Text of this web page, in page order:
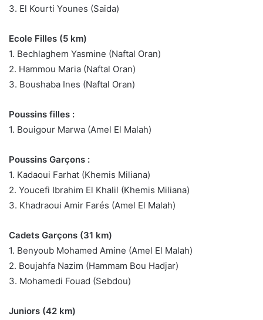
3. El Kourti Younes (Saida)
Ecole Filles (5 km)
1. Bechlaghem Yasmine (Naftal Oran)
2. Hammou Maria (Naftal Oran)
3. Boushaba Ines (Naftal Oran)
Poussins filles :
1. Bouigour Marwa (Amel El Malah)
Poussins Garçons :
1. Kadaoui Farhat (Khemis Miliana)
2. Youcefi Ibrahim El Khalil (Khemis Miliana)
3. Khadraoui Amir Farés (Amel El Malah)
Cadets Garçons (31 km)
1. Benyoub Mohamed Amine (Amel El Malah)
2. Boujahfa Nazim (Hammam Bou Hadjar)
3. Mohamedi Fouad (Sebdou)
Juniors (42 km)